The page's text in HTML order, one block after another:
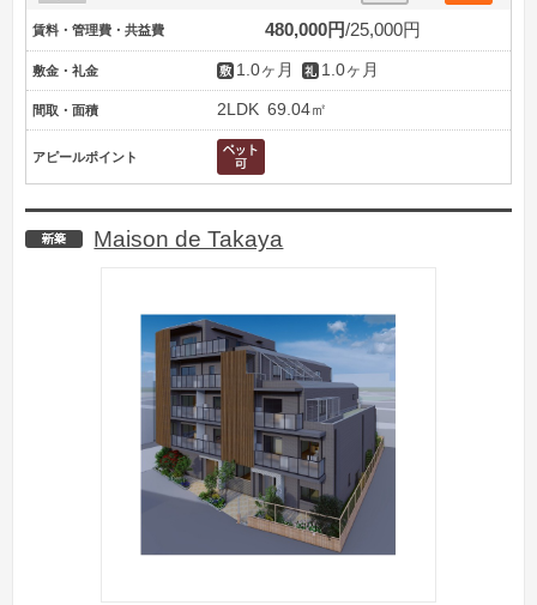
賃料・管理費・共益費 480,000円 25,000円
敷金・礼金 1.0ヶ月 1.0ヶ月
間取・面積 2LDK 69.04㎡
アピールポイント
新築
Maison de Takaya